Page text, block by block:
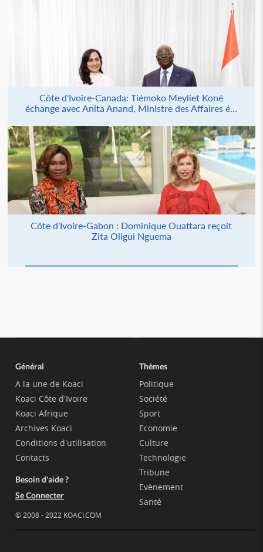
Côte d'Ivoire-Canada: Tiémoko Meyliet Koné
échange avec Anita Anand, Ministre des Affaires é...
Côte d'Ivoire-Gabon : Dominique Ouattara reçoit
Zita Oligui Nguema
Général
A la une de Koaci
Koaci Côte d'Ivoire
Koaci Afrique
Archives Koaci
Conditions d'utilisation
Contacts
Besoin d'aide ?
Se Connecter
© 2008 - 2022 KOACI.COM
Thèmes
Politique
Société
Sport
Economie
Culture
Technologie
Tribune
Evènement
Santé